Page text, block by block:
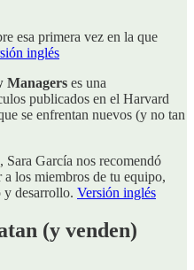
esa primera vez en la que
inglés
Managers es una
publicados en el Harvard
se enfrentan nuevos (y no tan
, Sara García nos recomendó
a los miembros de tu equipo,
y desarrollo. Versión inglés
(y venden)